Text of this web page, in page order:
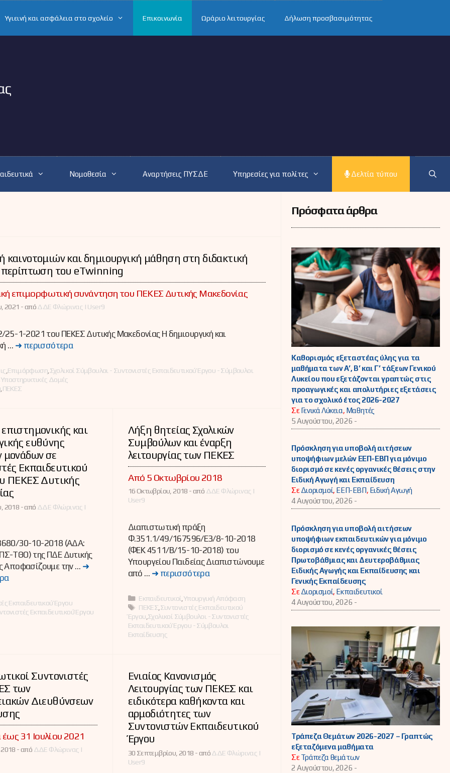
Υγιεινή και ασφάλεια στο σχολείο Επικοινωνία Ωράριο λειτουργίας Δήλωση προσβασιμότητας
Νομοθεσία Αναρτήσεις ΠΥΣΔΕ Υπηρεσίες για πολίτες Δελτία τύπου
καινοτομιών και δημιουργική μάθηση στη διδακτική
του eTwinning
επιμορφωτική συνάντηση του ΠΕΚΕΣ Δυτικής Μακεδονίας
2021 -απόΔΔΕ Φλώρινας | User9
25-1-2021 του ΠΕΚΕΣ Δυτικής Μακεδονίας Η δημιουργική και
… ➜ περισσότερα
Επιμόρφωση Σχολικοί Σύμβουλοι - Συντονιστές Εκπαιδευτικού Έργου - Σύμβουλοι
Υποστηρικτικές Δομές
ΠΕΚΕΣ
και
ευθύνης
μονάδων σε
Εκπαιδευτικού
ΠΕΚΕΣ Δυτικής
2018 -από ΔΔΕ Φλώρινας |
30-10-2018 (ΑΔΑ:
ΤΘΟ) της ΠΔΕ Δυτικής
Αποφασίζουμε την … ➜
Εκπαιδευτικού Έργου
Εκπαιδευτικού Έργου
Λήξη θητείας Σχολικών
Συμβούλων και έναρξη
λειτουργίας των ΠΕΚΕΣ
Από 5 Οκτωβρίου 2018
16 Οκτωβρίου, 2018 -από ΔΔΕ Φλώρινας |
User9
Διαπιστωτική πράξη
Φ.351.1/49/167596/Ε3/8-10-2018
(ΦΕΚ 4511/Β/15-10-2018) του
Υπουργείου Παιδείας Διαπιστώνουμε
από … ➜ περισσότερα
Κατηγορίες
Εκπαιδευτικοί Υπουργική Απόφαση
Ετικέτες
ΠΕΚΕΣ Συντονιστές Εκπαιδευτικού
Έργου Σχολικοί Σύμβουλοι - Συντονιστές
Εκπαιδευτικού Έργου - Σύμβουλοι
Εκπαίδευσης
Συντονιστές
των
Διευθύνσεων
31 Ιουλίου 2021
-από ΔΔΕ Φλώρινας |
Ενιαίος Κανονισμός
Λειτουργίας των ΠΕΚΕΣ και
ειδικότερα καθήκοντα και
αρμοδιότητες των
Συντονιστών Εκπαιδευτικού
Έργου
30 Σεπτεμβρίου, 2018 -απόΔΔΕ Φλώρινας |
User9
Πρόσφατα άρθρα
Καθορισμός εξεταστέας ύλης για τα
μαθήματα των Α’, Β’ και Γ’ τάξεων Γενικού
Λυκείου που εξετάζονται γραπτώς στις
προαγωγικές και απολυτήριες εξετάσεις
για το σχολικό έτος 2026-2027
ΣεΓενικά Λύκεια, Μαθητές
5 Αυγούστου, 2026 -
Πρόσκληση για υποβολή αιτήσεων
υποψήφιων μελών ΕΕΠ-ΕΒΠ για μόνιμο
διορισμό σε κενές οργανικές θέσεις στην
Ειδική Αγωγή και Εκπαίδευση
ΣεΔιορισμοί, ΕΕΠ-ΕΒΠ, Ειδική Αγωγή
4 Αυγούστου, 2026 -
Πρόσκληση για υποβολή αιτήσεων
υποψήφιων εκπαιδευτικών για μόνιμο
διορισμό σε κενές οργανικές θέσεις
Πρωτοβάθμιας και Δευτεροβάθμιας
Ειδικής Αγωγής και Εκπαίδευσης και
Γενικής Εκπαίδευσης
ΣεΔιορισμοί, Εκπαιδευτικοί
4 Αυγούστου, 2026 -
Τράπεζα Θεμάτων 2026-2027 – Γραπτώς
εξεταζόμενα μαθήματα
ΣεΤράπεζα θεμάτων
2 Αυγούστου, 2026 -